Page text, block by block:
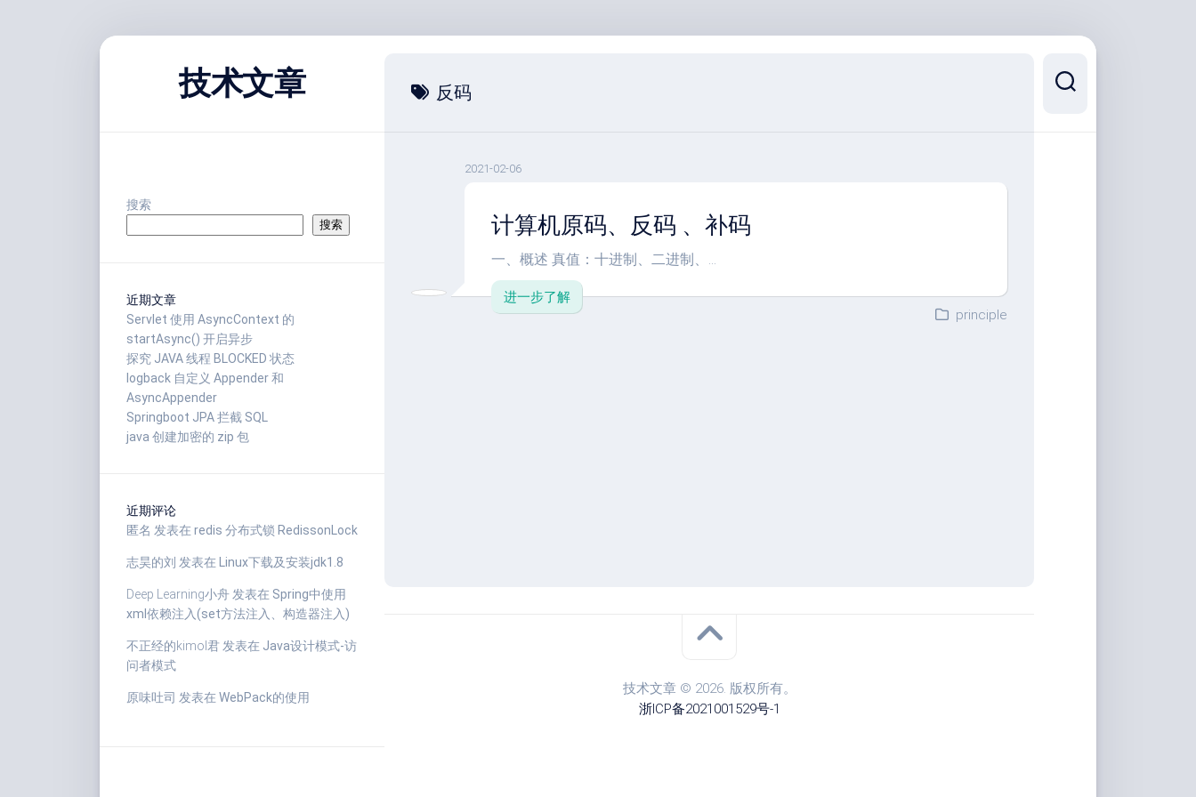
技术文章
搜索
搜索
近期文章
Servlet 使用 AsyncContext 的
startAsync() 开启异步
探究 JAVA 线程 BLOCKED 状态
logback 自定义 Appender 和
AsyncAppender
Springboot JPA 拦截 SQL
java 创建加密的 zip 包
近期评论
匿名 发表在 redis 分布式锁 RedissonLock
志昊的刘 发表在 Linux下载及安装jdk1.8
Deep Learning小舟 发表在 Spring中使用
xml依赖注入(set方法注入、构造器注入)
不正经的kimol君 发表在 Java设计模式-访
问者模式
原味吐司 发表在 WebPack的使用
反码
2021-02-06
计算机原码、反码 、补码
一、概述 真值：十进制、二进制、...
进一步了解
principle
技术文章 © 2026. 版权所有。
浙ICP备2021001529号-1